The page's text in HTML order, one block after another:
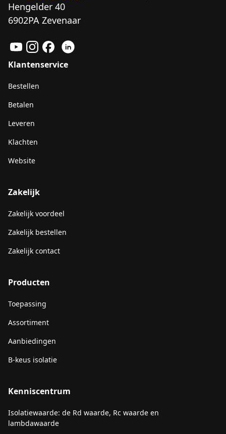
Hengelder 40
6902PA Zevenaar
Klantenservice
Bestellen
Betalen
Leveren
Klachten
Website
Zakelijk
Zakelijk voordeel
Zakelijk bestellen
Zakelijk contact
Producten
Toepassing
Assortiment
Aanbiedingen
B-keus isolatie
Kenniscentrum
Isolatiewaarde: de Rd waarde, Rc waarde en
lambdawaarde